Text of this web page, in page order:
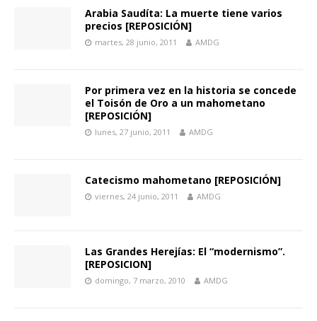
Arabia Saudíta: La muerte tiene varios
precios [REPOSICIÓN]
martes, 28 junio, 2011 AMDG
Por primera vez en la historia se concede
el Toisón de Oro a un mahometano
[REPOSICIÓN]
lunes, 27 junio, 2011 AMDG
Catecismo mahometano [REPOSICIÓN]
viernes, 24 junio, 2011 AMDG
Las Grandes Herejías: El “modernismo”.
[REPOSICION]
domingo, 7 marzo, 2010 AMDG